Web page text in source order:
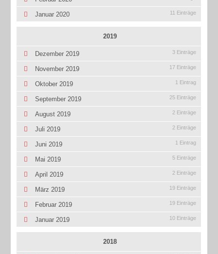
Januar 2020 11 Einträge
2019
Dezember 2019 3 Einträge
November 2019 17 Einträge
Oktober 2019 1 Eintrag
September 2019 25 Einträge
August 2019 2 Einträge
Juli 2019 2 Einträge
Juni 2019 1 Eintrag
Mai 2019 5 Einträge
April 2019 2 Einträge
März 2019 19 Einträge
Februar 2019 19 Einträge
Januar 2019 10 Einträge
2018